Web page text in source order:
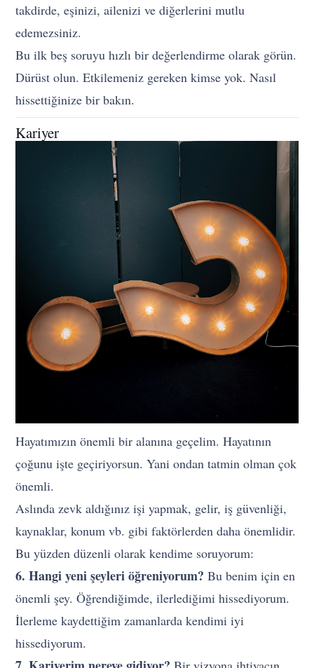
takdirde, eşinizi, ailenizi ve diğerlerini mutlu
edemezsiniz.
Bu ilk beş soruyu hızlı bir değerlendirme olarak görün.
Dürüst olun. Etkilemeniz gereken kimse yok. Nasıl
hissettiğinize bir bakın.
Kariyer
Hayatımızın önemli bir alanına geçelim. Hayatının
çoğunu işte geçiriyorsun. Yani ondan tatmin olman çok
önemli.
Aslında zevk aldığınız işi yapmak, gelir, iş güvenliği,
kaynaklar, konum vb. gibi faktörlerden daha önemlidir.
Bu yüzden düzenli olarak kendime soruyorum:
6. Hangi yeni şeyleri öğreniyorum? Bu benim için en
önemli şey. Öğrendiğimde, ilerlediğimi hissediyorum.
İlerleme kaydettiğim zamanlarda kendimi iyi
hissediyorum.